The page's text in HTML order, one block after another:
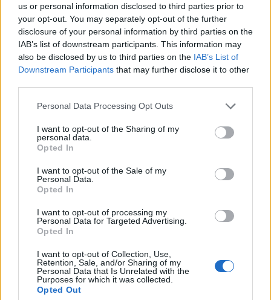
us or personal information disclosed to third parties prior to
your opt-out. You may separately opt-out of the further
disclosure of your personal information by third parties on the
IAB’s list of downstream participants. This information may
also be disclosed by us to third parties on the IAB’s List of
Downstream Participants that may further disclose it to other
Personal Data Processing Opt Outs
I want to opt-out of the Sharing of my
personal data.
Opted In
I want to opt-out of the Sale of my
Personal Data.
Opted In
I want to opt-out of processing my
Personal Data for Targeted Advertising.
Opted In
I want to opt-out of Collection, Use,
Retention, Sale, and/or Sharing of my
Personal Data that Is Unrelated with the
Purposes for which it was collected.
Opted Out
eredménye ki nem derül, addig Justin Trudeau
kormányfő és felesége is önkéntes karanténba
vonul – jelentette be csütörtök este a kanadai
miniszterelnöki hivatal.
személyes találkozóit is. Közben Donald Trump amerikai
elnök és Mike Pence alelnök kapcsán továbbra sem végzik
el a tesztet, noha ma az is kiderült, hogy a minap egy olyan
brazil emberrel (Jair Bolsonaro brazil elnök kommunikációs
vezetőjével) találkoztak Trump...
KEDVES OLVASÓNK!
A keresett cikk a portfolio.hu hírarchívumához
regisztrációhoz kötött.
Az előfizetés a következőket tartalmazza:
Portfolio.hu teljes cikkarchívum